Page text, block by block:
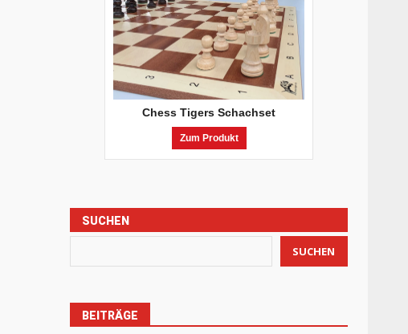
Chess Tigers Schachset
Zum Produkt
SUCHEN
SUCHEN
BEITRÄGE